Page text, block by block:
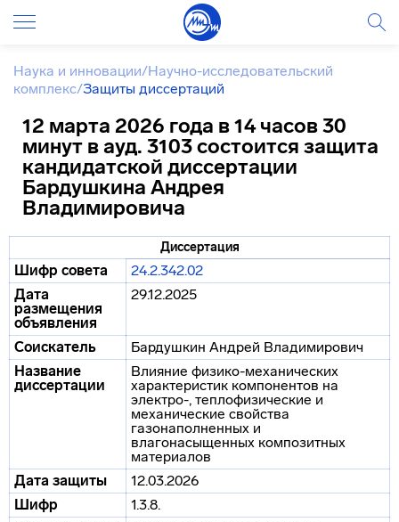
Наука и инновации/Научно-исследовательский
комплекс/Защиты диссертаций
12 марта 2026 года в 14 часов 30
минут в ауд. 3103 состоится защита
кандидатской диссертации
Бардушкина Андрея
Владимировича
Диссертация
Шифр совета
24.2.342.02
Дата
размещения
объявления
29.12.2025
Соискатель
Бардушкин Андрей Владимирович
Название
диссертации
Влияние физико-механических
характеристик компонентов на
электро-, теплофизические и
механические свойства
газонаполненных и
влагонасыщенных композитных
материалов
Дата защиты
12.03.2026
Шифр
1.3.8.